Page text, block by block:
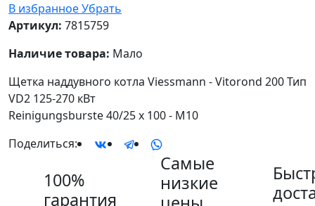
В избранноеУбрать
Артикул: 7815759
Наличие товара: Мало
Щетка наддувного котла Viessmann - Vitorond 200 Тип
VD2 125-270 кВт
Reinigungsburste 40/25 x 100 - M10
Поделиться:
100%
гарантия
Самые
низкие